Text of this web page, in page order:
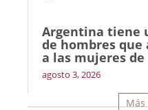
Argentina tiene
de hombres que
a las mujeres
agosto 3, 2026